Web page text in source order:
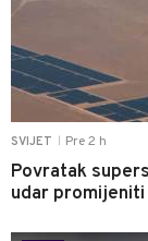
SVIJET Pre 2 h
Povratak
udar